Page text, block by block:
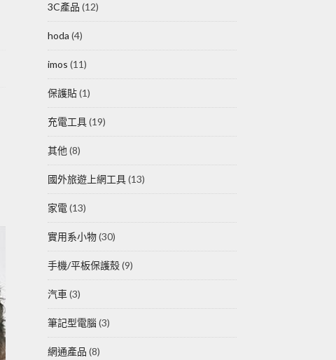
3C產品 (12)
hoda (4)
imos (11)
保護貼(1)
充電工具(19)
其他 (8)
國外旅遊上網工具(13)
家電 (13)
實用系小物(30)
手機/平板保護殼(9)
汽車 (3)
筆記型電腦(3)
網通產品 (8)